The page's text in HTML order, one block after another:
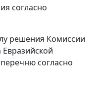
согласно
решения Комиссии
согласно